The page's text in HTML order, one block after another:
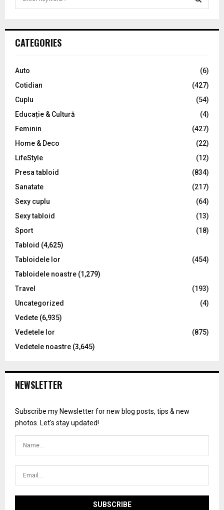
h
o
:
C
CATEGORIES
Auto
(6)
Cotidian
(427)
Cuplu
(54)
Educație & Cultură
(4)
Feminin
(427)
Home & Deco
(22)
LifeStyle
(12)
Presa tabloid
(834)
Sanatate
(217)
Sexy cuplu
(64)
Sexy tabloid
(13)
Sport
(18)
Tabloid (4,625)
Tabloidele lor
(454)
Tabloidele noastre (1,279)
Travel
(193)
Uncategorized
(4)
Vedete (6,935)
Vedetele lor
(875)
Vedetele noastre (3,645)
NEWSLETTER
Subscribe my Newsletter for new blog posts, tips & new
photos. Let's stay updated!